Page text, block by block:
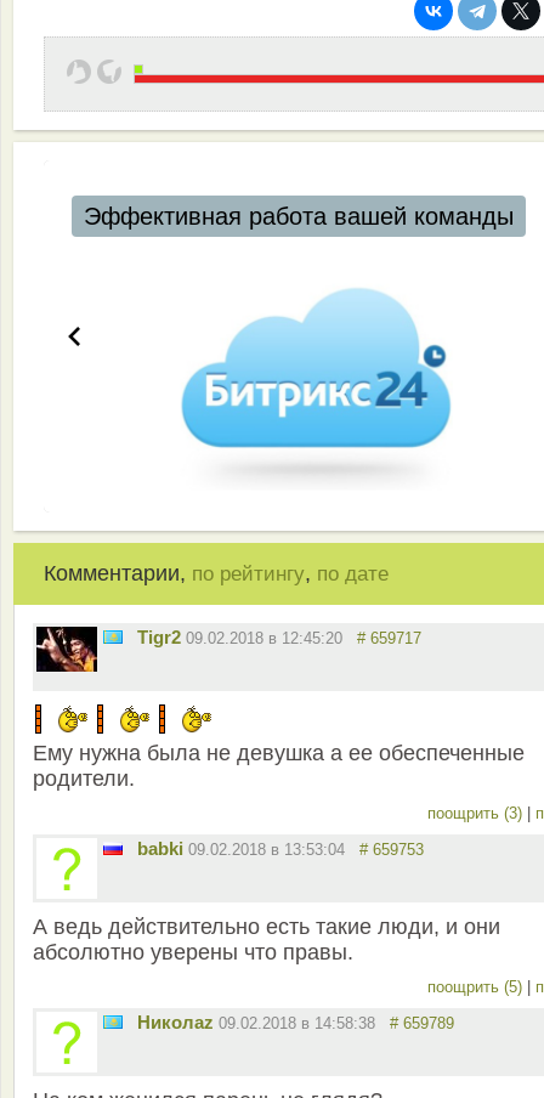
Эффективная работа вашей команды
Комментарии, по рейтингу, по дате
Tigr2 09.02.2018 в 12:45:20 # 659717
Ему нужна была не девушка а ее обеспеченные
родители.
поощрить (3) |
babki 09.02.2018 в 13:53:04 # 659753
А ведь действительно есть такие люди, и они
абсолютно уверены что правы.
поощрить (5) |
Николаz 09.02.2018 в 14:58:38 # 659789